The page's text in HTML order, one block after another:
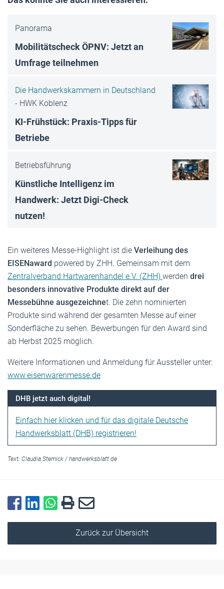
Panorama
Mobilitätscheck ÖPNV: Jetzt an
Umfrage teilnehmen
Die Handwerkskammern in Deutschland
- HWK Koblenz
KI-Frühstück: Praxis-Tipps für
Betriebe
Betriebsführung
Künstliche Intelligenz im
Handwerk: Jetzt Digi-Check
nutzen!
Ein weiteres Messe-Highlight ist die Verleihung des
EISENaward powered by ZHH. Gemeinsam mit dem
Zentralverband Hartwarenhandel e.V. (ZHH) werden drei
besonders innovative Produkte direkt auf der
Messebühne ausgezeichnet. Die zehn nominierten
Produkte sind während der gesamten Messe auf einer
Sonderfläche zu sehen. Bewerbungen für den Award sind
ab Herbst 2025 möglich.
Weitere Informationen und Anmeldung für Aussteller unter:
www.eisenwarenmesse.de
DHB jetzt auch digital!
Einfach hier klicken und für das digitale Deutsche
Handwerksblatt (DHB) registrieren!
Text: Claudia Stemick / handwerksblatt.de
Zurück zur Übersicht